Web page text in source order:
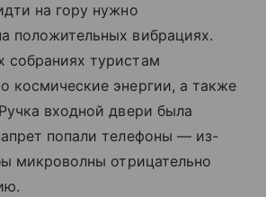
на гору нужно
положительных вибрациях.
собраниях туристам
космические энергии, а также
входной двери была
попали телефоны — из-
микроволны отрицательно